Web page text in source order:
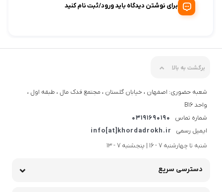
برای نوشتن دیدگاه باید ورود/ثبت نام کنید
برگشت به بالا
شعبه حضوری: اصفهان ، خیابان گلستان ، مجتمع فدک مال ، طبقه اول ،
واحد B16
شماره تماس
03191690190
ایمیل رسمی
info[at]khordadrokh.ir
شنبه تا چهارشنبه 7 - 16 | پنجشنبه 7 - 13
دسترسی سریع